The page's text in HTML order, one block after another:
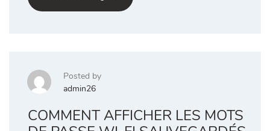
Posted by
admin26
COMMENT AFFICHER LES MOTS